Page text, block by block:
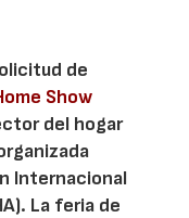
de
Show
del hogar
Internacional
La feria de